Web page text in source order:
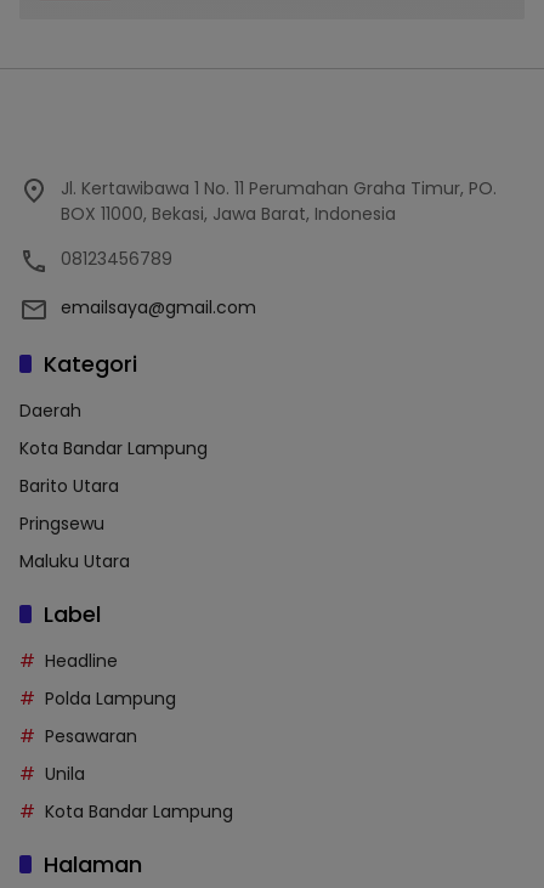
Jl. Kertawibawa 1 No. 11 Perumahan Graha Timur, PO.
BOX 11000, Bekasi, Jawa Barat, Indonesia
08123456789
emailsaya@gmail.com
Kategori
Daerah
Kota Bandar Lampung
Barito Utara
Pringsewu
Maluku Utara
Label
Headline
Polda Lampung
Pesawaran
Unila
Kota Bandar Lampung
Halaman